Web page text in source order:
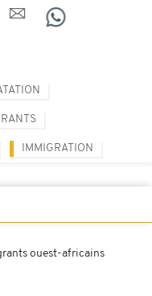
IMMIGRATION
ouest-africains